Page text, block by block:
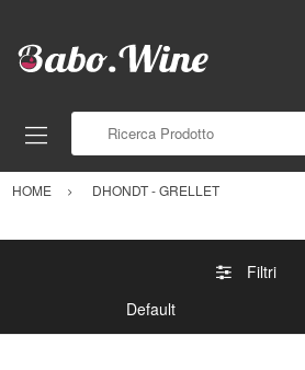
HOME DHONDT - GRELLET
Filtri